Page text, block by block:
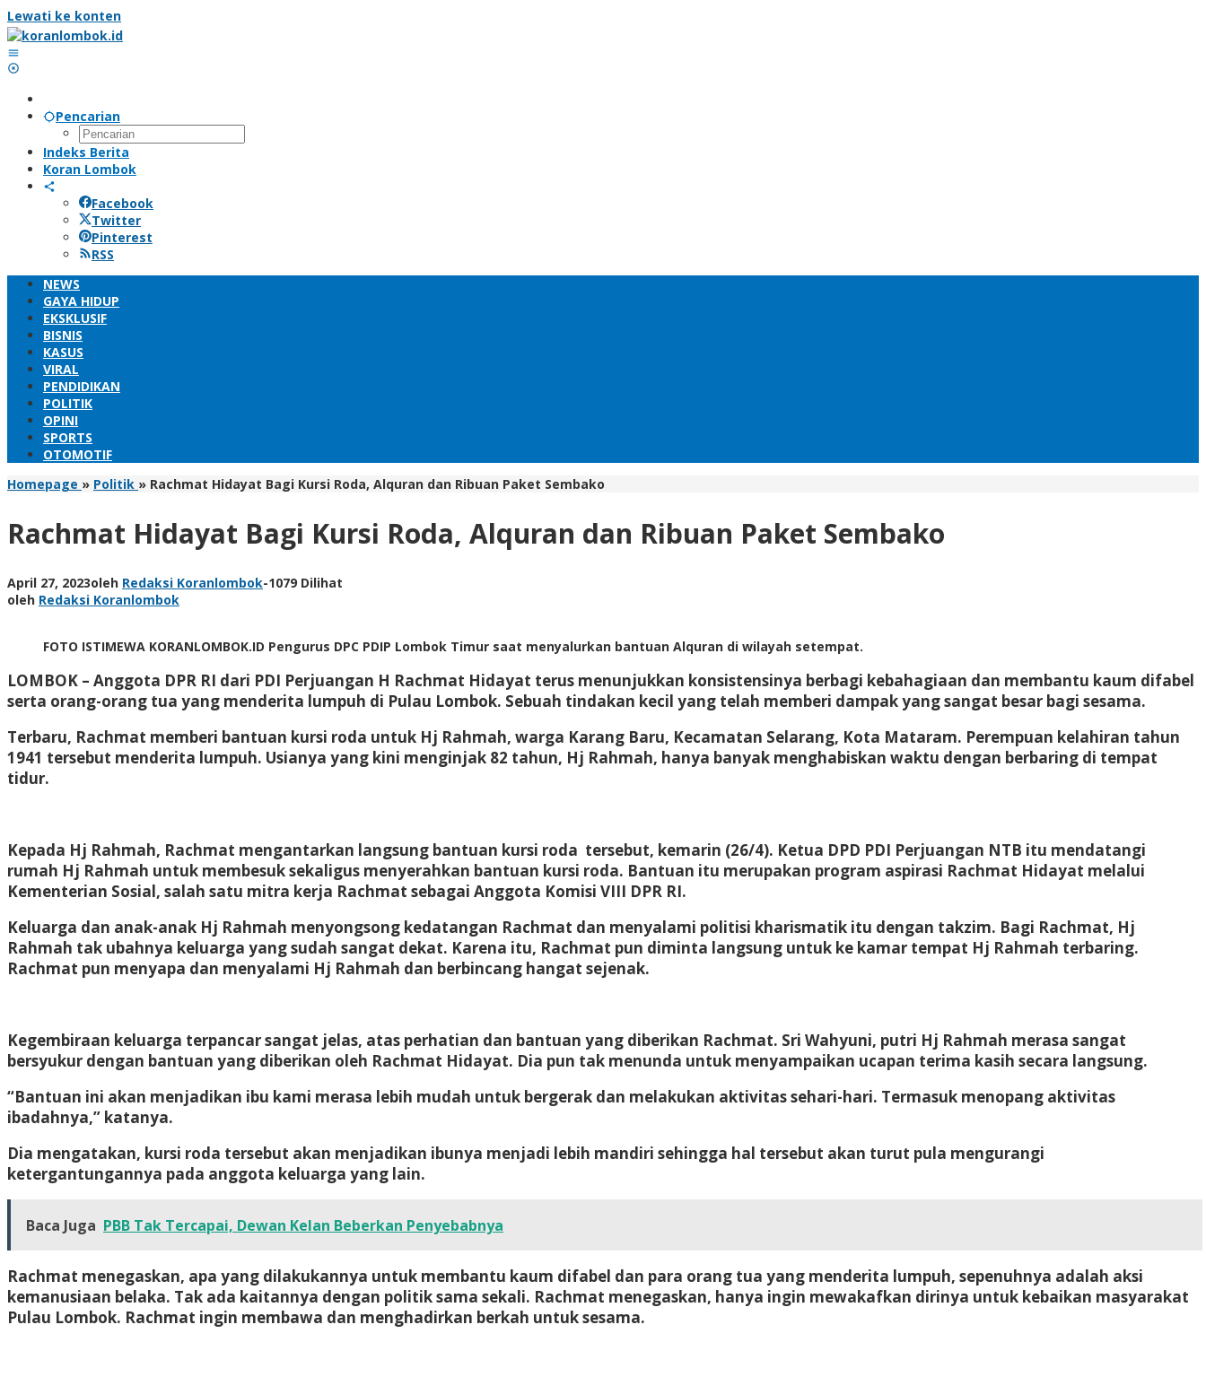
Lewati ke konten
Pencarian
Indeks Berita
Koran Lombok
Facebook
Twitter
Pinterest
RSS
NEWS
GAYA HIDUP
EKSKLUSIF
BISNIS
KASUS
VIRAL
PENDIDIKAN
POLITIK
OPINI
SPORTS
OTOMOTIF
Homepage » Politik » Rachmat Hidayat Bagi Kursi Roda, Alquran dan Ribuan Paket Sembako
Rachmat Hidayat Bagi Kursi Roda, Alquran dan Ribuan Paket Sembako
April 27, 2023oleh Redaksi Koranlombok-1079 Dilihat
oleh Redaksi Koranlombok
FOTO ISTIMEWA KORANLOMBOK.ID Pengurus DPC PDIP Lombok Timur saat menyalurkan bantuan Alquran di wilayah setempat.
LOMBOK – Anggota DPR RI dari PDI Perjuangan H Rachmat Hidayat terus menunjukkan konsistensinya berbagi kebahagiaan dan membantu kaum difabel
serta orang-orang tua yang menderita lumpuh di Pulau Lombok. Sebuah tindakan kecil yang telah memberi dampak yang sangat besar bagi sesama.
Terbaru, Rachmat memberi bantuan kursi roda untuk Hj Rahmah, warga Karang Baru, Kecamatan Selarang, Kota Mataram. Perempuan kelahiran tahun
1941 tersebut menderita lumpuh. Usianya yang kini menginjak 82 tahun, Hj Rahmah, hanya banyak menghabiskan waktu dengan berbaring di tempat
tidur.
Kepada Hj Rahmah, Rachmat mengantarkan langsung bantuan kursi roda tersebut, kemarin (26/4). Ketua DPD PDI Perjuangan NTB itu mendatangi
rumah Hj Rahmah untuk membesuk sekaligus menyerahkan bantuan kursi roda. Bantuan itu merupakan program aspirasi Rachmat Hidayat melalui
Kementerian Sosial, salah satu mitra kerja Rachmat sebagai Anggota Komisi VIII DPR RI.
Keluarga dan anak-anak Hj Rahmah menyongsong kedatangan Rachmat dan menyalami politisi kharismatik itu dengan takzim. Bagi Rachmat, Hj
Rahmah tak ubahnya keluarga yang sudah sangat dekat. Karena itu, Rachmat pun diminta langsung untuk ke kamar tempat Hj Rahmah terbaring.
Rachmat pun menyapa dan menyalami Hj Rahmah dan berbincang hangat sejenak.
Kegembiraan keluarga terpancar sangat jelas, atas perhatian dan bantuan yang diberikan Rachmat. Sri Wahyuni, putri Hj Rahmah merasa sangat
bersyukur dengan bantuan yang diberikan oleh Rachmat Hidayat. Dia pun tak menunda untuk menyampaikan ucapan terima kasih secara langsung.
“Bantuan ini akan menjadikan ibu kami merasa lebih mudah untuk bergerak dan melakukan aktivitas sehari-hari. Termasuk menopang aktivitas
ibadahnya,” katanya.
Dia mengatakan, kursi roda tersebut akan menjadikan ibunya menjadi lebih mandiri sehingga hal tersebut akan turut pula mengurangi
ketergantungannya pada anggota keluarga yang lain.
Baca Juga PBB Tak Tercapai, Dewan Kelan Beberkan Penyebabnya
Rachmat menegaskan, apa yang dilakukannya untuk membantu kaum difabel dan para orang tua yang menderita lumpuh, sepenuhnya adalah aksi
kemanusiaan belaka. Tak ada kaitannya dengan politik sama sekali. Rachmat menegaskan, hanya ingin mewakafkan dirinya untuk kebaikan masyarakat
Pulau Lombok. Rachmat ingin membawa dan menghadirkan berkah untuk sesama.